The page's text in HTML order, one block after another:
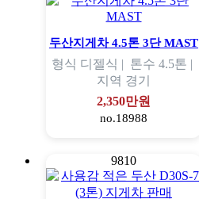
두산지게차 4.5톤 3단 MAST
형식 디젤식 | 톤수 4.5톤 |
지역 경기
2,350만원
no.18988
9810